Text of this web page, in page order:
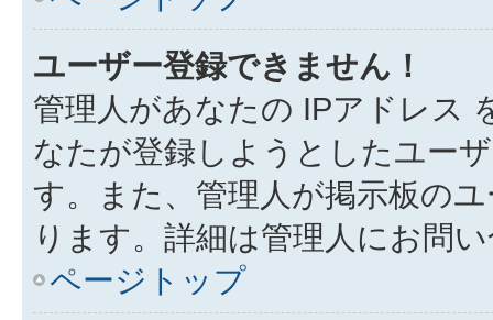
ユーザー登録できません！
管理人があなたの IPアドレス
なたが登録しようとしたユー
す。また、管理人が掲示板の
ります。詳細は管理人にお問
ページトップ